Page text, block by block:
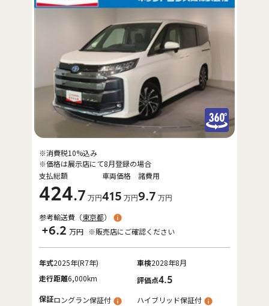
支払総額
424.7 万円
車両価格
415 万円
諸費用
9.7 万円
※消費税10%込み
※価格は展示店にて8月登録の場合
参考輸送費（東京都）
+6.2 万円 ※販売店にご確認ください
年式2025年(R7年) 車検2028年8月
走行距離6,000km 評価点4.5
保証ロングラン保証付
ハイブリッド保証付